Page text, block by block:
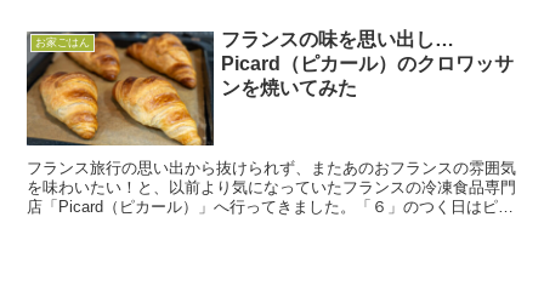
お家ごはん
フランスの味を思い出し…
Picard（ピカール）のクロワッサ
ンを焼いてみた
フランス旅行の思い出から抜けられず、またあのおフランスの雰囲気
を味わいたい！と、以前より気になっていたフランスの冷凍食品専門
店「Picard（ピカール）」へ行ってきました。「６」のつく日はピカ